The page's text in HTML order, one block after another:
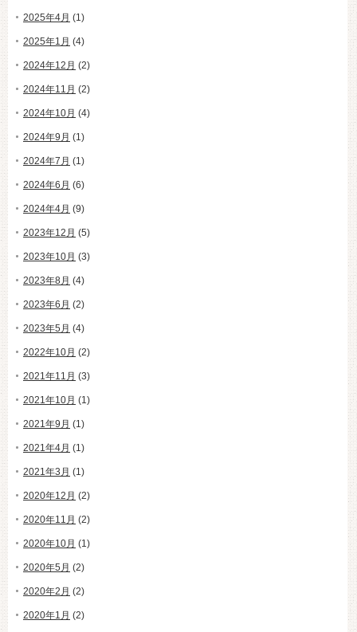
2025年4月 (1)
2025年1月 (4)
2024年12月 (2)
2024年11月 (2)
2024年10月 (4)
2024年9月 (1)
2024年7月 (1)
2024年6月 (6)
2024年4月 (9)
2023年12月 (5)
2023年10月 (3)
2023年8月 (4)
2023年6月 (2)
2023年5月 (4)
2022年10月 (2)
2021年11月 (3)
2021年10月 (1)
2021年9月 (1)
2021年4月 (1)
2021年3月 (1)
2020年12月 (2)
2020年11月 (2)
2020年10月 (1)
2020年5月 (2)
2020年2月 (2)
2020年1月 (2)